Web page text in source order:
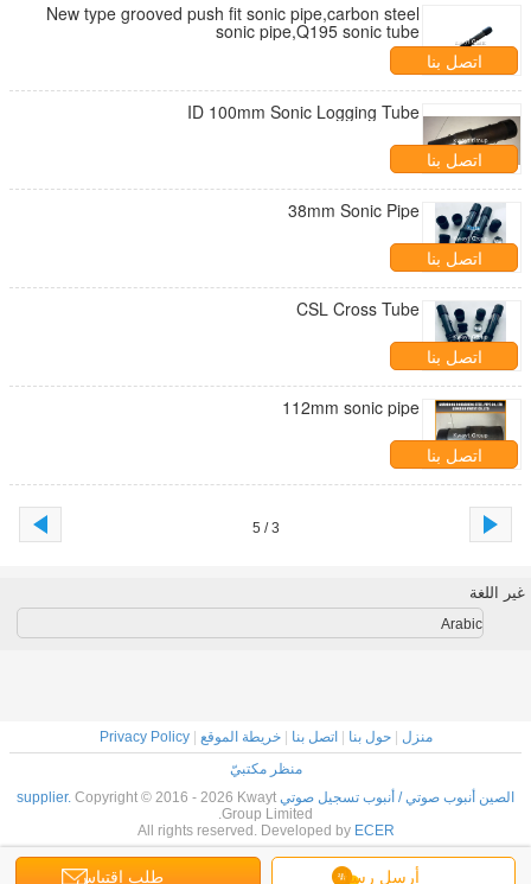
New type grooved push fit sonic pipe,carbon steel
sonic pipe,Q195 sonic tube
اتصل بنا
ID 100mm Sonic Logging Tube
اتصل بنا
38mm Sonic Pipe
اتصل بنا
CSL Cross Tube
اتصل بنا
112mm sonic pipe
اتصل بنا
3 / 5
أرسل رسالة طلب اقتباس
غير اللغة
Arabic
منزل |حول بنا اتصل بنا |خريطة الموقع |
Privacy Policy
منظر مكتبيّ
الصين أنبوب صوتي / أنبوب تسجيل صوتي supplier. Copyright © 2016 - 2026 Kwayt
Group Limited.
All rights reserved. Developed by ECER